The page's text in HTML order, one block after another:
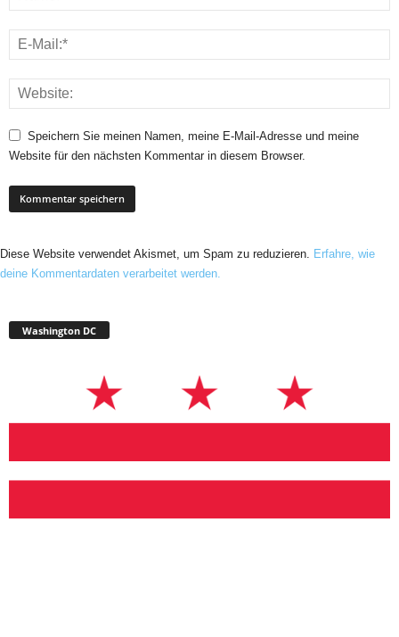
Speichern Sie meinen Namen, meine E-Mail-Adresse und meine
Website für den nächsten Kommentar in diesem Browser.
Diese Website verwendet Akismet, um Spam zu reduzieren.
Erfahre, wie
deine Kommentardaten verarbeitet werden.
Washington DC